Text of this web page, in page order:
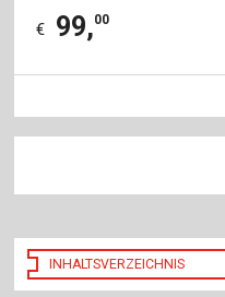
€ 99,00
INHALTSVERZEICHNIS